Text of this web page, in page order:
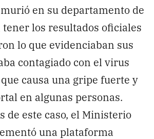
en su departamento de
los resultados oficiales
lo que evidenciaban sus
contagiado con el virus
causa una gripe fuerte y
en algunas personas.
de este caso, el Ministerio
una plataforma